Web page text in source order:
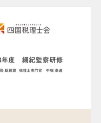
課税課 審査指導係長 吉
氏 ③法人税関係 講師：高
淳二 氏 ④消費税関係 講
国税局 消費税課 消費税係